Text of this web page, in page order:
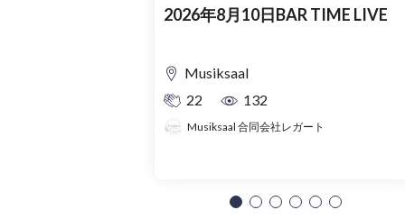
2026年8月10日BAR TIME LIVE
Musiksaal
22
132
Musiksaal 合同会社レガート